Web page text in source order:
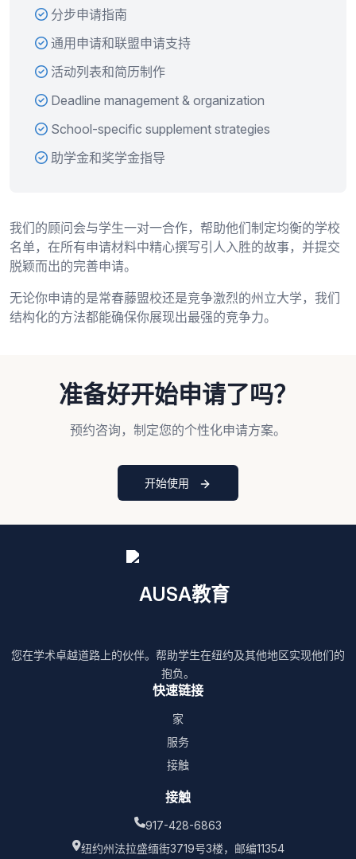
分步申请指南
通用申请和联盟申请支持
活动列表和简历制作
Deadline management & organization
School-specific supplement strategies
助学金和奖学金指导
我们的顾问会与学生一对一合作，帮助他们制定均衡的学校
名单，在所有申请材料中精心撰写引人入胜的故事，并提交
脱颖而出的完善申请。
无论你申请的是常春藤盟校还是竞争激烈的州立大学，我们
结构化的方法都能确保你展现出最强的竞争力。
准备好开始申请了吗？
预约咨询，制定您的个性化申请方案。
开始使用
AUSA教育
您在学术卓越道路上的伙伴。帮助学生在纽约及其他地区实现他们的
抱负。
快速链接
家
服务
接触
接触
917-428-6863
纽约州法拉盛缅街3719号3楼，邮编11354